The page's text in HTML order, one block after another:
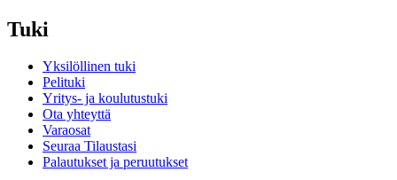
Tuki
Yksilöllinen tuki
Pelituki
Yritys- ja koulutustuki
Ota yhteyttä
Varaosat
Seuraa Tilaustasi
Palautukset ja peruutukset